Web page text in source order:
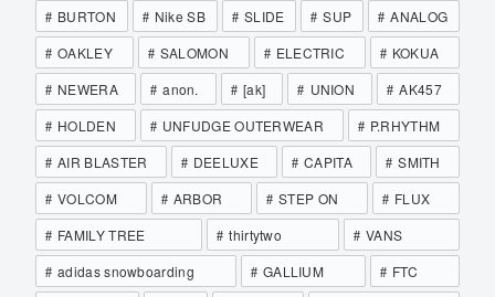
BURTON Nike SB SLIDE SUP
ANALOG
OAKLEY
SALOMON ELECTRIC
KOKUA
NEWERA
anon. [ak] UNION
AK457
HOLDEN
UNFUDGE OUTERWEAR
P.RHYTHM
AIR BLASTER
DEELUXE CAPITA
SMITH
VOLCOM
ARBOR STEP ON
FLUX
FAMILY TREE
thirtytwo
VANS
adidas snowboarding
GALLIUM
FTC